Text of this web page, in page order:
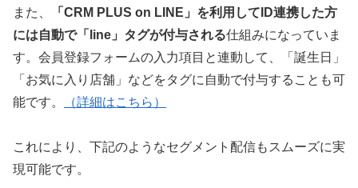
また、
「CRM PLUS on LINE」を利用してID連携した方
には自動で「line」タグが付与される仕組みになっていま
す。会員登録フォームの入力項目と連動して、「誕生日」
「お気に入り店舗」などをタグに自動で付与することも可
能です。
（詳細はこちら）
これにより、下記のようなセグメント配信もスムーズに実
現可能です。